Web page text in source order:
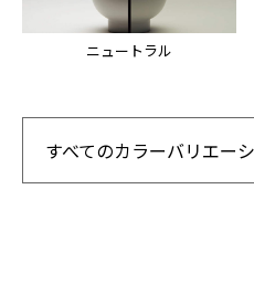
ニュートラル
すべてのカラーバリエー